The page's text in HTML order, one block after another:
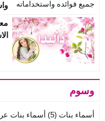
وسوم
أسماء بنات (5) أسماء بنات